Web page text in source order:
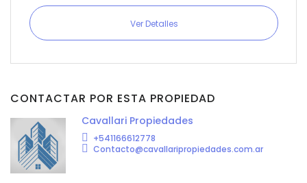
Ver Detalles
CONTACTAR POR ESTA PROPIEDAD
Cavallari Propiedades
+541166612778
Contacto@cavallaripropiedades.com.ar